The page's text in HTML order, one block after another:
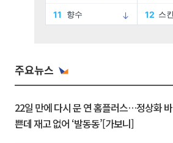
주요뉴스
22일 만에 다시 문 연 홈플러스…정상화 바
쁜데 재고 없어 ‘발동동’[가보니]